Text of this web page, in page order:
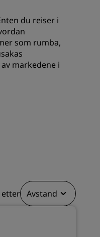
DEG
du reiser i
som rumba,
markedene i
etter Avstand